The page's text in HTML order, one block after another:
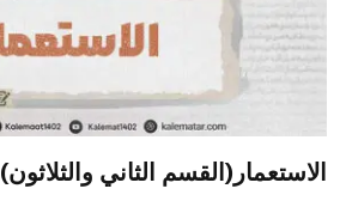
الاستعمار(القسم الثاني والثلاثون)